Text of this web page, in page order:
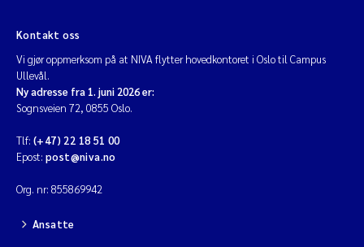
Kontakt oss
Vi gjør oppmerksom på at NIVA flytter hovedkontoret i Oslo til Campus
Ullevål.
Ny adresse fra 1. juni 2026 er:
Sognsveien 72, 0855 Oslo.
Tlf: (+47) 22 18 51 00
Epost: post@niva.no
Org. nr: 855869942
Ansatte